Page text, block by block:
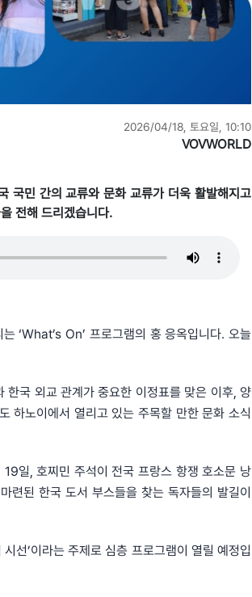
2026/04/18, 토요일, 10:10
VOVWORLD
국민 간의 교류와 문화 교류가 더욱 활발해지고
전해 드리겠습니다.
‘What’s On’ 프로그램의 홍 응옥입니다. 오늘
한국 외교 관계가 중요한 이정표를 맞은 이후, 양
하노이에서 열리고 있는 주목할 만한 문화 소식
일, 호찌민 주석이 전국 프랑스 항쟁 호소문 낭
련된 한국 도서 부스들을 찾는 독자들의 발길이
선’이라는 주제로 심층 프로그램이 열릴 예정입